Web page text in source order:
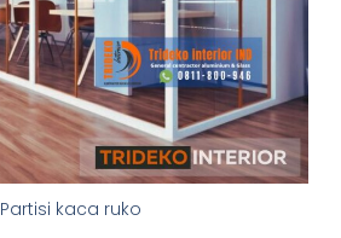
Partisi kaca ruko